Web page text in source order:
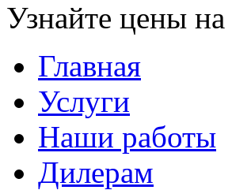
Узнайте цены
Главная
Услуги
Наши работы
Дилерам